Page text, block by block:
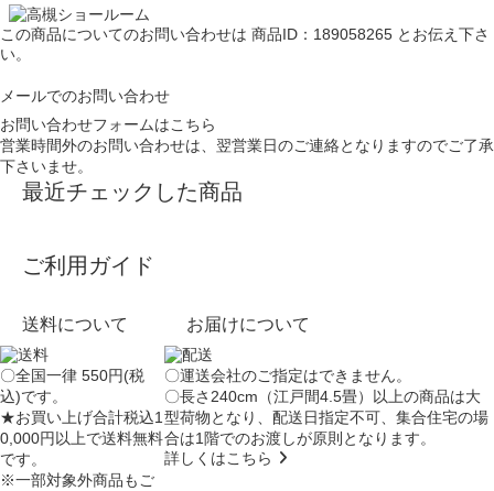
この商品についてのお問い合わせは 商品ID：189058265 とお伝え下さ
い。
メールでのお問い合わせ
お問い合わせフォームはこちら
営業時間外のお問い合わせは、翌営業日のご連絡となりますのでご了承
下さいませ。
最近チェックした商品
ご利用ガイド
送料について
〇全国一律 550円(税
込)です。
★お買い上げ合計税込1
0,000円以上で送料無料
です。
※一部対象外商品もご
お届けについて
〇運送会社のご指定はできません。
〇長さ240cm（江戸間4.5畳）以上の商品は大
型荷物となり、配送日指定不可、集合住宅の場
合は1階でのお渡しが原則となります。
詳しくはこちら